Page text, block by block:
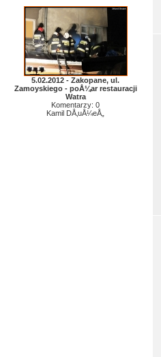
5.02.2012 - Zakopane, ul.
Zamoyskiego - poÅ¼ar restauracji
Watra
Komentarzy: 0
Kamil DÅ‚uÅ¼eÅ„